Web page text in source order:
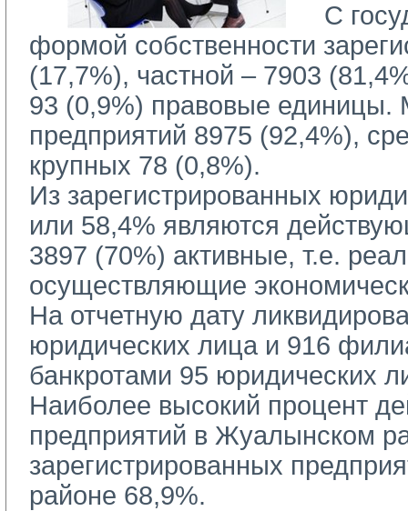
С
формой собственности
(17,7%), частной – 7903
93 (0,9%) правовые единицы.
предприятий 8975 (92,4%),
крупных 78 (0,8%).
Из зарегистрированных
или 58,4% являются
3897 (70%) активные, т.е.
осуществляющие
На отчетную дату
юридических лица и 916
банкротами 95 юридических
Наиболее высокий процент
предприятий в Жуалынском
зарегистрированных
районе 68,9%.